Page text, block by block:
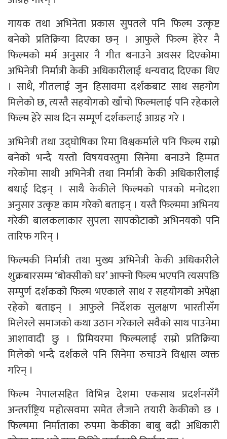
गायक तथा अभिनेता प्रकास सुपतले पनि फिल्म उत्कृष्ट
बनेको प्रतिक्रिया दिएका छन् । आफुले फिल्म हेरेर नै
फिल्मको मर्म अनुसार नै गीत बनाउने अवसर दिएकोमा
अभिनेत्री निर्मात्री केकी अधिकारीलाई धन्यवाद दिएका थिए
। साथै, गीतलाई जुन हिसावमा दर्शकबाट साथ सहगोग
मिलेको छ, त्यस्तै सहयोगको खाँचो फिल्मलाई पनि रहेकाले
फिल्म हेरे साथ दिन सम्पूर्ण दर्शकलाई आग्रह गरे ।
अभिनेत्री तथा उद्घोषिका रिमा विश्वकर्माले पनि फिल्म राम्रो
बनेको भन्दै यस्तो विषयवस्तुमा सिनेमा बनाउने हिम्मत
गरेकोमा साथी अभिनेत्री तथा निर्मात्री केकी अधिकारीलाई
बधाई दिइन् । साथै केकीले फिल्मको पात्रको मनोदशा
अनुसार उत्कृष्ट काम गरेको बताइन् । यस्तै फिल्ममा अभिनय
गरेकी बालकलाकार सुपला सापकोटाको अभिनयको पनि
तारिफ गरिन् ।
फिल्मकी निर्मात्री तथा मुख्य अभिनेत्री केकी अधिकारीले
शुक्रबारसम्म ‘बोक्सीको घर’ आफ्नो फिल्म भएपनि त्यसपछि
सम्पुर्ण दर्शकको फिल्म भएकाले साथ र सहयोगको अपेक्षा
रहेको बताइन् । आफुले निर्देशक सुलक्षण भारतीसँग
मिलेरले समाजको कथा उठान गरेकाले सवैको साथ पाउनेमा
आशावादी छु । प्रिमियरमा फिल्मलाई राम्रो प्रतिक्रिया
मिलेको भन्दै दर्शकले पनि सिनेमा रुचाउने विश्वास व्यक्त
गरिन् ।
फिल्म नेपालसहित विभिन्न देशमा एकसाथ प्रदर्शनसँगै
अन्तर्राष्ट्रिय महोत्सवमा समेत लैजाने तयारी केकीको छ ।
फिल्ममा निर्माताका रुपमा केकीका बाबु बद्री अधिकारी